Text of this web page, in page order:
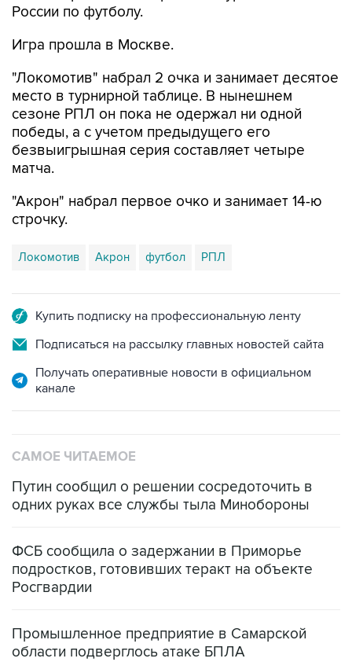
России по футболу.
Игра прошла в Москве.
"Локомотив" набрал 2 очка и занимает десятое
место в турнирной таблице. В нынешнем
сезоне РПЛ он пока не одержал ни одной
победы, а с учетом предыдущего его
безвыигрышная серия составляет четыре
матча.
"Акрон" набрал первое очко и занимает 14-ю
строчку.
Локомотив Акрон футбол РПЛ
Купить подписку на профессиональную ленту
Подписаться на рассылку главных новостей сайта
Получать оперативные новости в официальном
канале
САМОЕ ЧИТАЕМОЕ
Путин сообщил о решении сосредоточить в
одних руках все службы тыла Минобороны
ФСБ сообщила о задержании в Приморье
подростков, готовивших теракт на объекте
Росгвардии
Промышленное предприятие в Самарской
области подверглось атаке БПЛА